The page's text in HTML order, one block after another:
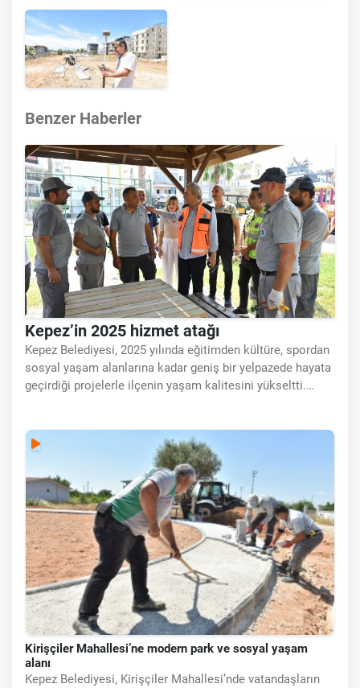
Benzer Haberler
Kepez’in 2025 hizmet atağı
Kepez Belediyesi, 2025 yılında eğitimden kültüre, spordan
sosyal yaşam alanlarına kadar geniş bir yelpazede hayata
geçirdiği projelerle ilçenin yaşam kalitesini yükseltti.
Kirişçiler Mahallesi’ne modern park ve sosyal yaşam
alanı
Kepez Belediyesi, Kirişçiler Mahallesi’nde vatandaşların